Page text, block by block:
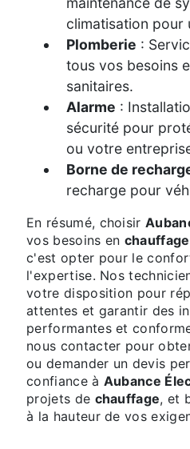
climatisation
Plomberie :
tous vos besoins
sanitaires.
Alarme :
sécurité pour
ou votre
Borne de
recharge pour
En résumé, choisir
vos besoins en chauffage
c'est opter pour le
l'expertise. Nos
votre disposition pour
attentes et garantir des
performantes et
nous contacter pour
ou demander un devis
confiance à Aubance
projets de chauffage, et
à la hauteur de vos